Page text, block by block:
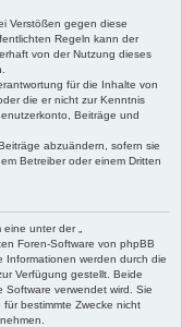
Verstößen gegen diese
Regeln kann der
von der Nutzung dieses
für die Inhalte von
die er nicht zur Kenntnis
Beiträge und
abzuändern, sofern sie
Betreiber oder einem Dritten
unter der „
Foren-Software von phpBB
Informationen werden durch die
Verfügung gestellt. Beide
Software verwendet wird. Sie
bestimmte Zwecke nicht